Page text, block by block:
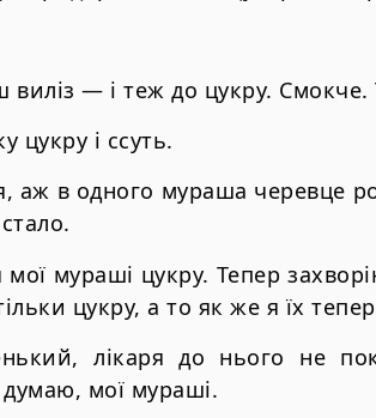
виліз — і теж до цукру. Смокче.
цукру і ссуть.
аж в одного мураша черевце
мої мураші цукру. Тепер
цукру, а то як же я їх
лікаря до нього не
мої мураші.